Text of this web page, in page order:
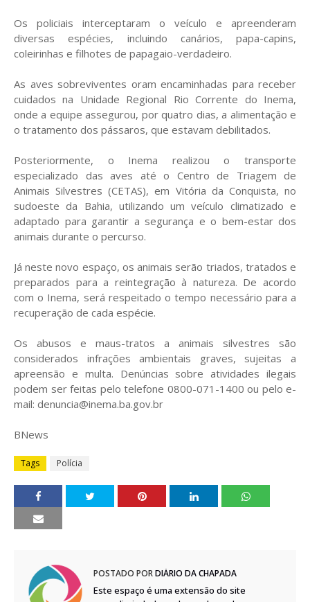
Os policiais interceptaram o veículo e apreenderam
diversas espécies, incluindo canários, papa-capins,
coleirinhas e filhotes de papagaio-verdadeiro.
As aves sobreviventes oram encaminhadas para receber
cuidados na Unidade Regional Rio Corrente do Inema,
onde a equipe assegurou, por quatro dias, a alimentação e
o tratamento dos pássaros, que estavam debilitados.
Posteriormente, o Inema realizou o transporte
especializado das aves até o Centro de Triagem de
Animais Silvestres (CETAS), em Vitória da Conquista, no
sudoeste da Bahia, utilizando um veículo climatizado e
adaptado para garantir a segurança e o bem-estar dos
animais durante o percurso.
Já neste novo espaço, os animais serão triados, tratados e
preparados para a reintegração à natureza. De acordo
com o Inema, será respeitado o tempo necessário para a
recuperação de cada espécie.
Os abusos e maus-tratos a animais silvestres são
considerados infrações ambientais graves, sujeitas a
apreensão e multa. Denúncias sobre atividades ilegais
podem ser feitas pelo telefone 0800-071-1400 ou pelo e-
mail: denuncia@inema.ba.gov.br
BNews
Tags Polícia
POSTADO PORDIÁRIO DA CHAPADA
Este espaço é uma extensão do site